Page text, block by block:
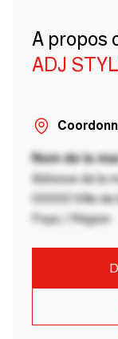
A propos
ADJ
Nom de la
Adresse de la
00000 Ville de
Pays / Région